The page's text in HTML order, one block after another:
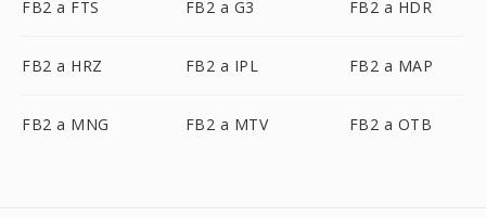
FB2 a FTS FB2 a G3 FB2 a HDR
FB2 a HRZ FB2 a IPL FB2 a MAP
FB2 a MNG FB2 a MTV FB2 a OTB